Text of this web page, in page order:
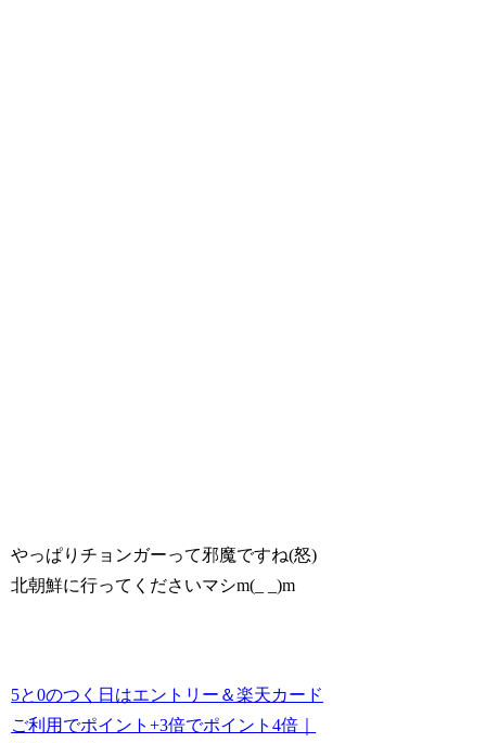
やっぱりチョンガーって邪魔ですね(怒)
北朝鮮に行ってくださいマシm(_ _)m
5と0のつく日はエントリー＆楽天カード
ご利用でポイント+3倍でポイント4倍｜